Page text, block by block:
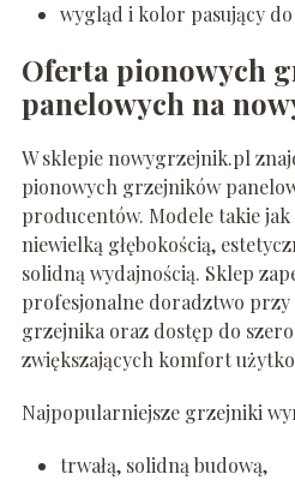
wygląd i kolor pasujący
Oferta pionowych
panelowych na
W sklepie nowygrzejnik.pl
pionowych grzejników
producentów. Modele takie jak
niewielką głębokością,
solidną wydajnością. Sklep
profesjonalne doradztwo przy
grzejnika oraz dostęp do
zwiększających komfort
Najpopularniejsze grzejniki
trwałą, solidną budową,